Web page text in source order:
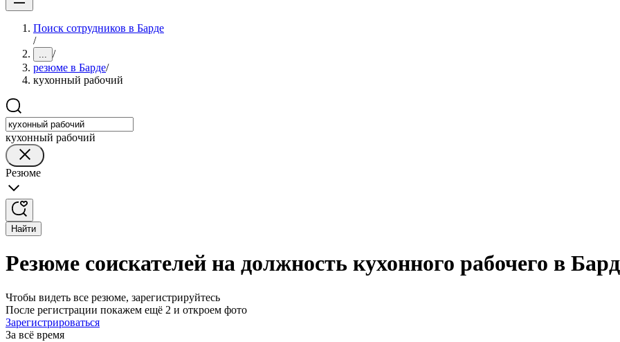
Поиск сотрудников в Барде
/
... /
резюме в Барде/
кухонный рабочий
кухонный рабочий
Резюме
Найти
Резюме соискателей на должность кухонного рабочего в
Чтобы видеть все резюме, зарегистрируйтесь
После регистрации покажем ещё 2 и откроем фото
Зарегистрироваться
За всё время